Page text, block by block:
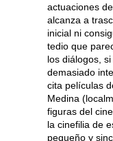
actuaciones
alcanza a
inicial ni
tedio que
los diálogos,
demasiado
cita películas
Medina
figuras del
la cinefilia de
pequeño y